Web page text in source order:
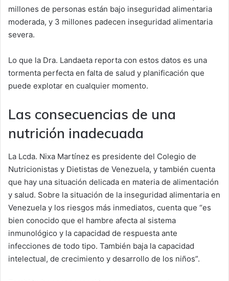
millones de personas están bajo inseguridad alimentaria
moderada, y 3 millones padecen inseguridad alimentaria
severa.
Lo que la Dra. Landaeta reporta con estos datos es una
tormenta perfecta en falta de salud y planificación que
puede explotar en cualquier momento.
Las consecuencias de una
nutrición inadecuada
La Lcda. Nixa Martínez es presidente del Colegio de
Nutricionistas y Dietistas de Venezuela, y también cuenta
que hay una situación delicada en materia de alimentación
y salud. Sobre la situación de la inseguridad alimentaria en
Venezuela y los riesgos más inmediatos, cuenta que “es
bien conocido que el hambre afecta al sistema
inmunológico y la capacidad de respuesta ante
infecciones de todo tipo. También baja la capacidad
intelectual, de crecimiento y desarrollo de los niños”.